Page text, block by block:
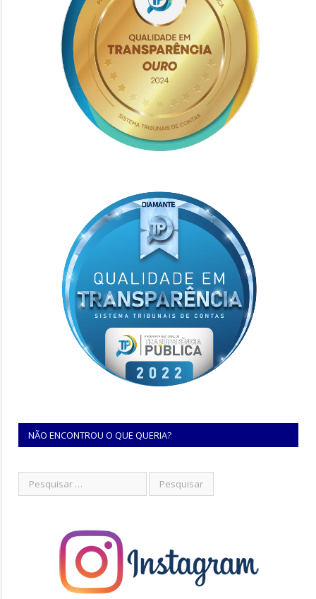
NÃO ENCONTROU O QUE QUERIA?